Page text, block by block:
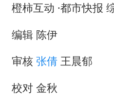
橙柿互动 ·都市快报
编辑 陈伊
审核 张倩王晨郁
校对 金秋